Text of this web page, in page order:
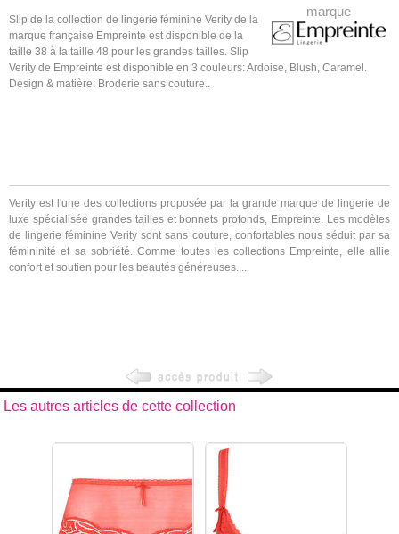
marque
Slip de la collection de lingerie féminine Verity de la
marque française Empreinte est disponible de la
taille 38 à la taille 48 pour les grandes tailles. Slip
Verity de Empreinte est disponible en 3 couleurs: Ardoise, Blush, Caramel.
Design & matière: Broderie sans couture..
Verity est l'une des collections proposée par la grande marque de lingerie de
luxe spécialisée grandes tailles et bonnets profonds, Empreinte. Les modèles
de lingerie féminine Verity sont sans couture, confortables nous séduit par sa
fémininité et sa sobriété. Comme toutes les collections Empreinte, elle allie
confort et soutien pour les beautés généreuses....
Les autres articles de cette collection